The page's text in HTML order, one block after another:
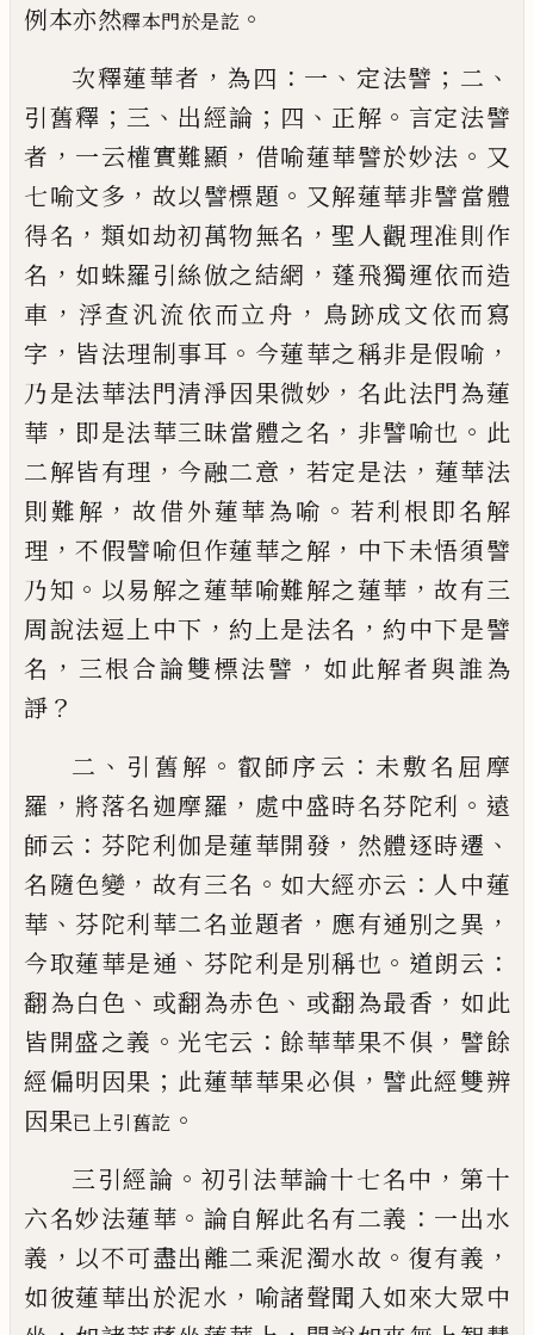
例本亦然釋本門於是訖 。
次釋蓮華者 ， 為四 ： 一 、 定法譬 ； 二 、
引舊釋 ； 三 、 出經論 ； 四 、 正解 。 言定法譬
者 ， 一云權實難顯 ， 借喻蓮華譬於妙法 。 又
七喻文多 ， 故以譬標題 。 又解蓮華非譬當體
得名 ， 類如劫初萬物無名 ，聖人觀理准則作
名 ， 如蛛羅引絲倣之結網 ， 蓬飛獨運依而造
車 ， 浮查汎流依而立舟 ， 鳥跡成文依而寫
字 ， 皆法理制事耳 。 今蓮華之稱非是假喻 ，
乃是法華法門清淨因果微妙 ， 名此法門為蓮
華 ， 即是法華三昧當體之名 ， 非譬喻也 。 此
二解皆有理 ， 今融二意 ， 若定是法 ， 蓮華法
則難解 ，故借外蓮華為喻 。 若利根即名解
理 ，不假譬喻但作蓮華之解 ， 中下未悟須譬
乃知 。 以易解之蓮華喻難解之蓮華 ，故有三
周說法逗上中下 ， 約上是法名 ， 約中下是譬
名 ， 三根合論雙標法譬 ， 如此解者與誰為
諍 ？
二 、 引舊解 。 叡師序云 ： 未敷名屈摩
羅 ， 將落名迦摩羅 ， 處中盛時名芬陀利 。 遠
師云 ： 芬陀利伽是蓮華開發 ， 然體逐時遷 、
名隨色變 ， 故有三名 。 如大經亦云 ： 人中蓮
華 、 芬陀利華二名並題者 ， 應有通別之異 ，
今取蓮華是通 、 芬陀利是別稱也 。 道朗云 ：
翻為白色 、 或翻為赤色 、 或翻為最香 ， 如此
皆開盛之義 。 光宅云 ：餘華華果不俱 ， 譬餘
經偏明因果 ； 此蓮華華果必俱 ， 譬此經雙辨
因果已 上引舊訖 。
三引經論 。 初引法華論十七名中 ， 第十
六名妙法蓮華 。 論自解此名有二義 ： 一出水
義 ， 以不可盡出離二乘泥濁水故 。 復有義 ，
如彼蓮華出於泥水 ， 喻諸聲聞 入如來大眾中